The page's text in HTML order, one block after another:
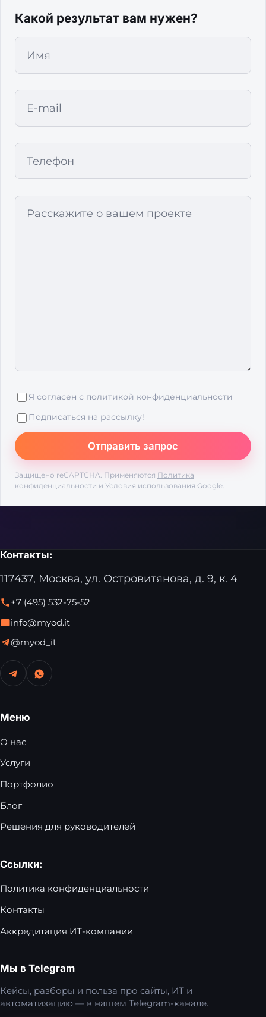
Какой результат вам нужен?
Я согласен с политикой конфиденциальности
Подписаться на рассылку!
Защищено reCAPTCHA. Применяются Политика
конфиденциальности и Условия использования Google.
Контакты:
117437, Москва, ул. Островитянова, д. 9, к. 4
+7 (495) 532-75-52
info@myod.it
@myod_it
Меню
О нас
Услуги
Портфолио
Блог
Решения для руководителей
Ссылки:
Политика конфиденциальности
Контакты
Аккредитация ИТ-компании
Мы в Telegram
Кейсы, разборы и польза про сайты, ИТ и
автоматизацию — в нашем Telegram-канале.